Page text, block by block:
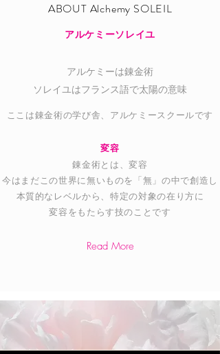
ABOUT Alchemy SOLEIL
アルケミーソレイユ
アルケミーは錬金術
​ソレイユはフランス語で太陽の意味
ここは錬金術の学び舎、アルケミースクールです
変容
錬金術とは、変容
今はまだこの世界に無いものを「無」の中で創造し
本質的なレベルから、特定の対象の在り方に
変容をもたらす技のことです
Read More